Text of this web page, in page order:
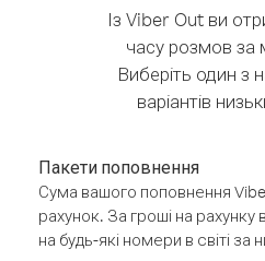
Із Viber Out ви
часу розмов за
Виберіть один з
варіантів
Пакети поповнення
Сума вашого поповнення
рахунок. За гроші на
на будь-які номери в світі